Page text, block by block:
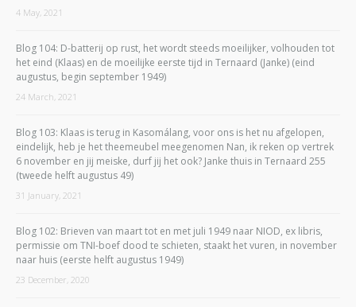
4 May, 2021
Blog 104: D-batterij op rust, het wordt steeds moeilijker, volhouden tot
het eind (Klaas) en de moeilijke eerste tijd in Ternaard (Janke) (eind
augustus, begin september 1949)
24 March, 2021
Blog 103: Klaas is terug in Kasomálang, voor ons is het nu afgelopen,
eindelijk, heb je het theemeubel meegenomen Nan, ik reken op vertrek
6 november en jij meiske, durf jij het ook? Janke thuis in Ternaard 255
(tweede helft augustus 49)
31 January, 2021
Blog 102: Brieven van maart tot en met juli 1949 naar NIOD, ex libris,
permissie om TNI-boef dood te schieten, staakt het vuren, in november
naar huis (eerste helft augustus 1949)
23 December, 2020